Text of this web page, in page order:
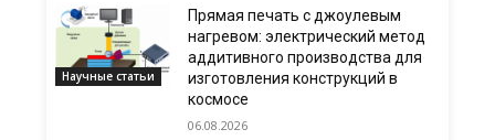
Научные статьи
Прямая печать с джоулевым
нагревом: электрический метод
аддитивного производства для
изготовления конструкций в
космосе
06.08.2026